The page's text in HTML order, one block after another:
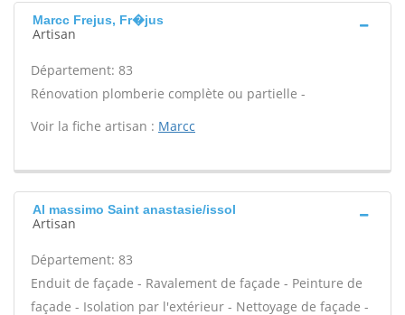
Marcc Frejus, Fr�jus
Artisan
Département: 83
Rénovation plomberie complète ou partielle -
Voir la fiche artisan : Marcc
Al massimo Saint anastasie/issol
Artisan
Département: 83
Enduit de façade - Ravalement de façade - Peinture de
façade - Isolation par l'extérieur - Nettoyage de façade -